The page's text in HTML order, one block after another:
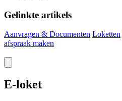
Gelinkte artikels
Aanvragen & Documenten Loketten
afspraak maken
E-loket